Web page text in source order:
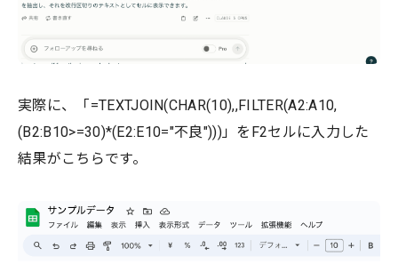
実際に、「=TEXTJOIN(CHAR(10),,FILTER(A2:A10,
(B2:B10>=30)*(E2:E10="不良")))」をF2セルに入力した
結果がこちらです。